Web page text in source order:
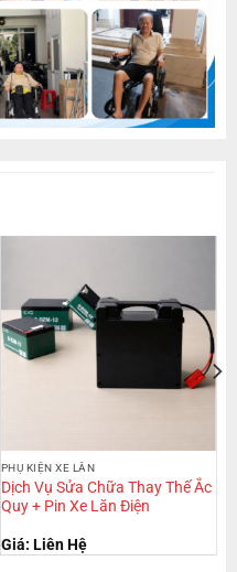
PHỤ KIỆN XE LĂN
Dịch Vụ Sửa Chữa Thay Thế Ắc
Quy + Pin Xe Lăn Điện
Giá: Liên Hệ